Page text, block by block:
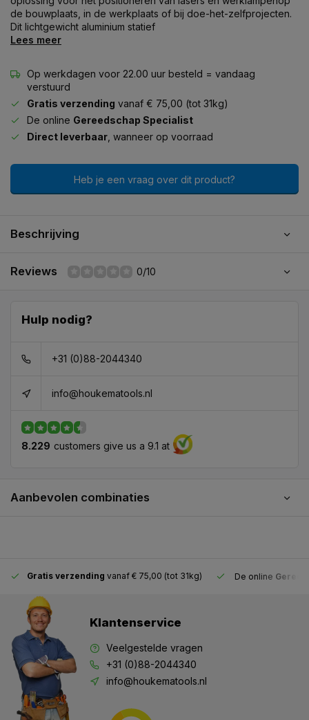
de bouwplaats, in de werkplaats of bij doe-het-zelfprojecten.
Dit lichtgewicht aluminium statief
Lees meer
Op werkdagen voor 22.00 uur besteld = vandaag
verstuurd
Gratis verzending vanaf € 75,00 (tot 31kg)
De online Gereedschap Specialist
Direct leverbaar , wanneer op voorraad
Heb je een vraag over dit product?
Beschrijving
Reviews 0/10
Hulp nodig?
+31 (0)88-2044340
info@houkematools.nl
8.229 customers give us a 9.1 at
Aanbevolen combinaties
Gratis verzending vanaf € 75,00 (tot 31kg) De online
Klantenservice
Veelgestelde vragen
+31 (0)88-2044340
info@houkematools.nl